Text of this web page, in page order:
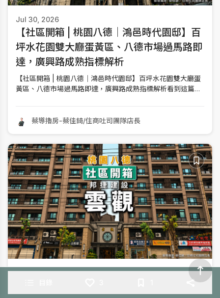
Jul 30, 2026
【社區開箱 | 桃園八德｜鴻邑時代園邸】百
坪水花園雙大廳蛋黃區、八德市場過馬路即
達，廣興路成熟指標解析
【社區開箱 | 桃園八德｜鴻邑時代園邸】百坪水花園雙大廳蛋
黃區、八德市場過馬路即達，廣興路成熟指標解析看到這篇文
景桃園市，台灣北部的交通樞紐，北接台北市和新北市、南鄰
蔡導擼房-蔡佳錡/住商吐司團隊店長
Jul 30, 2026
【社區開箱 | 桃園八德｜雲觀】公設比25%